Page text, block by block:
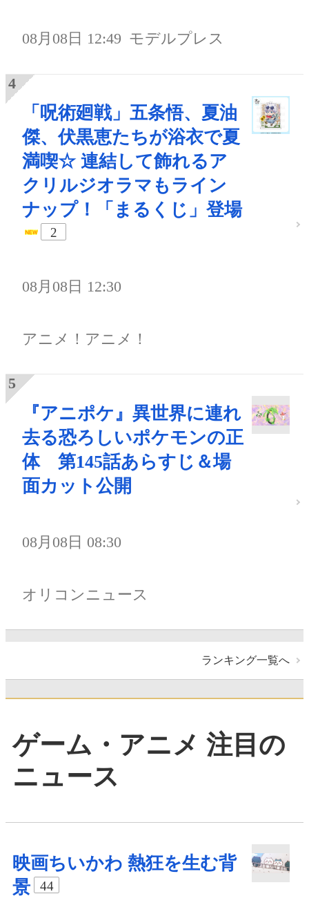
08月08日 12:49 モデルプレス
「呪術廻戦」五条悟、夏油
傑、伏黒恵たちが浴衣で夏
満喫☆ 連結して飾れるア
クリルジオラマもライン
ナップ！「まるくじ」登場
2
08月08日 12:30
アニメ！アニメ！
『アニポケ』異世界に連れ
去る恐ろしいポケモンの正
体 第145話あらすじ＆場
面カット公開
08月08日 08:30
オリコンニュース
ランキング一覧へ
ゲーム・アニメ 注目の
ニュース
映画ちいかわ 熱狂を生む背
景
44